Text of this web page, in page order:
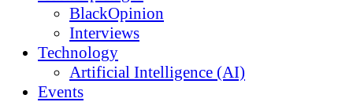
BlackOpinion
Interviews
Technology
Artificial Intelligence (AI)
Events